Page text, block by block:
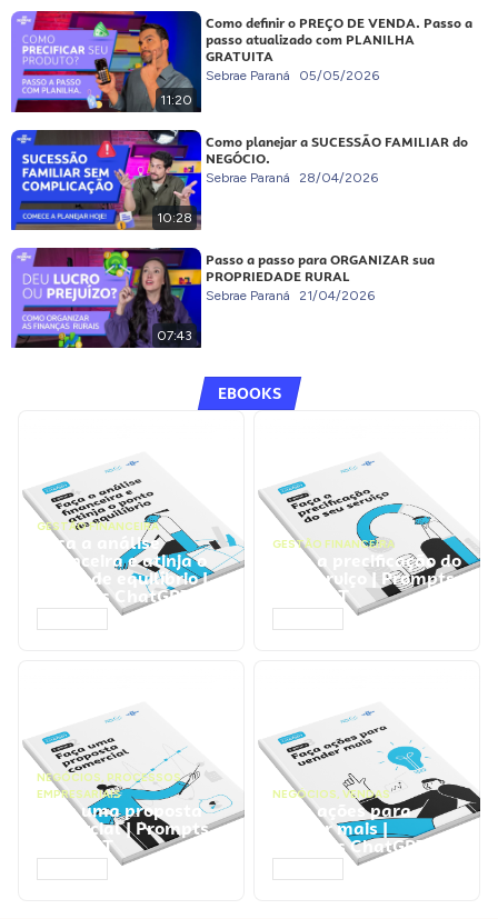
11:20
Como definir o PREÇO DE VENDA. Passo a
passo atualizado com PLANILHA
GRATUITA
Sebrae Paraná 05/05/2026
10:28
Como planejar a SUCESSÃO FAMILIAR do
NEGÓCIO.
Sebrae Paraná 28/04/2026
07:43
Passo a passo para ORGANIZAR sua
PROPRIEDADE RURAL
Sebrae Paraná 21/04/2026
EBOOKS
GESTÃO FINANCEIRA
Faça a análise
financeira e atinja o
ponto de equilíbrio |
Prompts ChatGPT
GESTÃO FINANCEIRA
Faça a precificação do
seu serviço | Prompts
ChatGPT
NEGÓCIOS, PROCESSOS
EMPRESARIAIS
Faça uma proposta
comercial | Prompts
ChatGPT
NEGÓCIOS, VENDAS
Faça ações para
vender mais |
Prompts ChatGPT